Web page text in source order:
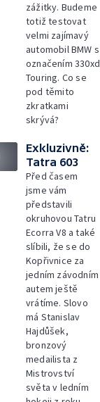
zážitky. Budeme
totiž testovat
velmi zajímavý
automobil BMW s
označením 330xd
Touring. Co se
pod těmito
zkratkami
skrývá?
Exkluzivně:
Tatra 603
Před časem
jsme vám
představili
okruhovou Tatru
Ecorra V8 a také
slíbili, že se do
Kopřivnice za
jedním závodním
autem ještě
vrátíme. Slovo
má Stanislav
Hajdůšek,
bronzový
medailista z
Mistrovství
světa v ledním